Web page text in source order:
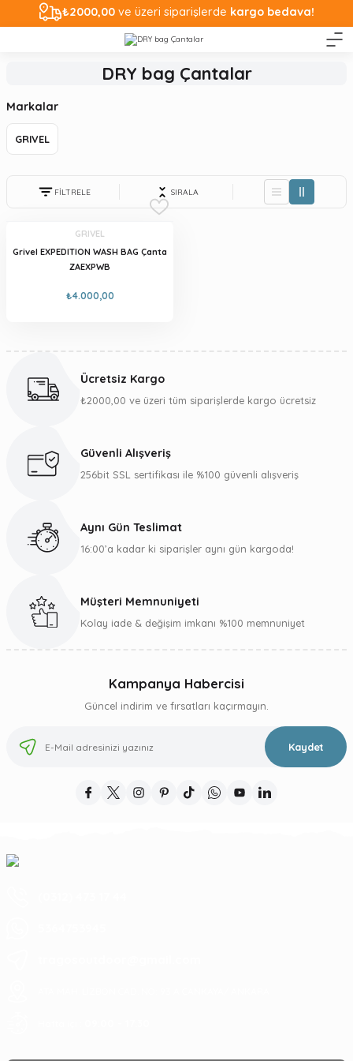
₺2000,00 ve üzeri siparişlerde kargo bedava!
DRY bag Çantalar
Markalar
GRIVEL
FİLTRELE SIRALA
GRIVEL
Grivel EXPEDITION WASH BAG Çanta
ZAEXPWB
₺4.000,00
Ücretsiz Kargo
₺2000,00 ve üzeri tüm siparişlerde kargo ücretsiz
Güvenli Alışveriş
256bit SSL sertifikası ile %100 güvenli alışveriş
Aynı Gün Teslimat
16:00’a kadar ki siparişler aynı gün kargoda!
Müşteri Memnuniyeti
Kolay iade & değişim imkanı %100 memnuniyet
Kampanya Habercisi
Güncel indirim ve fırsatları kaçırmayın.
Kaydet